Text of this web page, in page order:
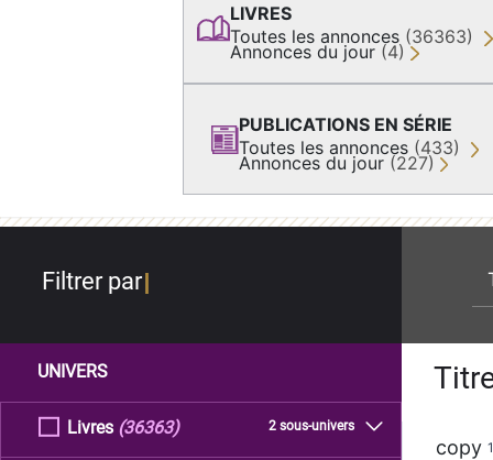
LIVRES
Toutes les annonces (36363)
Annonces du jour (4)
PUBLICATIONS EN SÉRIE
Toutes les annonces (433)
Annonces du jour (227)
Filtrer par
UNIVERS
Livres 2 sous-univers
(36363)
copy